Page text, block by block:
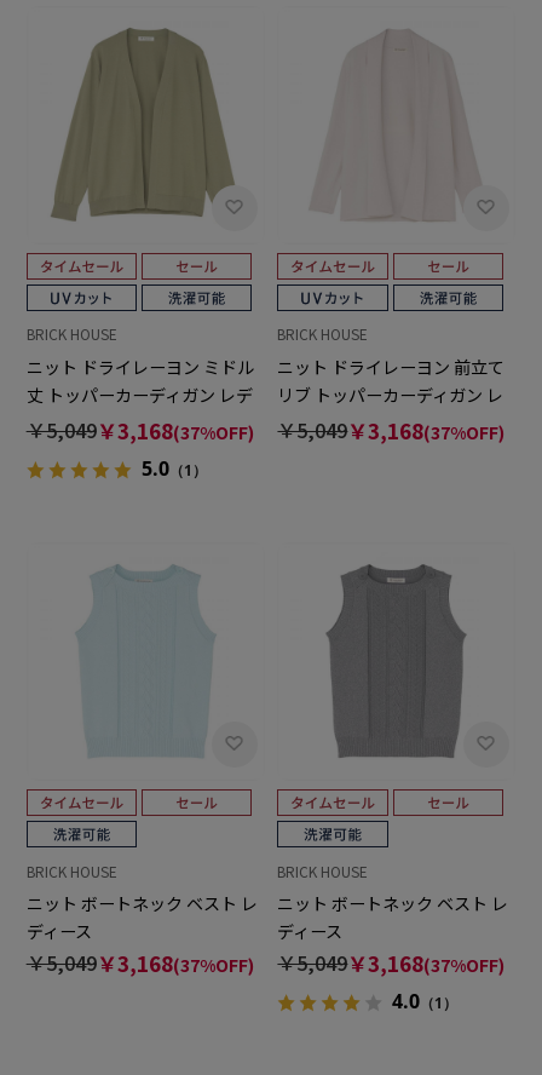
BRICK HOUSE
ニット ドライレーヨン ミドル
丈 トッパーカーディガン レデ
ィース
￥5,049￥3,168(37%OFF)
5.0（1）
BRICK HOUSE
ニット ドライレーヨン 前立て
リブ トッパーカーディガン レ
ディース
￥5,049￥3,168(37%OFF)
BRICK HOUSE
ニット ボートネック ベスト レ
ディース
￥5,049￥3,168(37%OFF)
BRICK HOUSE
ニット ボートネック ベスト レ
ディース
￥5,049￥3,168(37%OFF)
4.0 （1）